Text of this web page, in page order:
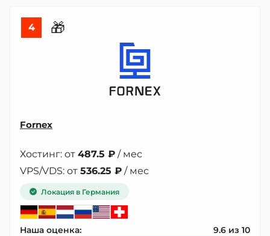
4 🎁
Fornex
Хостинг: от 487.5 ₽ / мес
VPS/VDS: от 536.25 ₽ / мес
Локация в Германия
Наша оценка: 9.6